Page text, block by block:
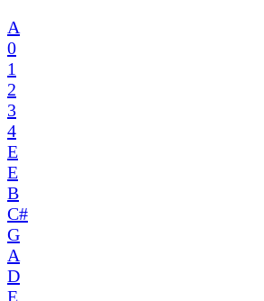
A
0
1
2
3
4
E
E
B
C#
G
A
D
E